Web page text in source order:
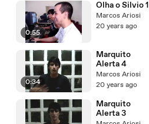
0:55
Olha o Silvio 1
Marcos Ariosi
20 years ago
0:34
Marquito
Alerta 4
Marcos Ariosi
20 years ago
Marquito
Alerta 3